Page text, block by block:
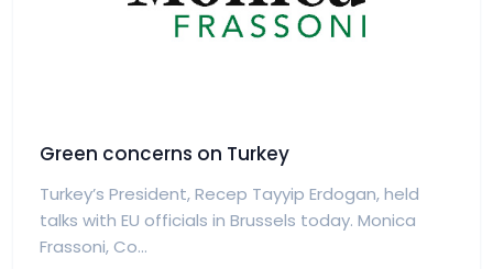
Green concerns on Turkey
Turkey’s President, Recep Tayyip Erdogan, held
talks with EU officials in Brussels today. Monica
Frassoni, Co...